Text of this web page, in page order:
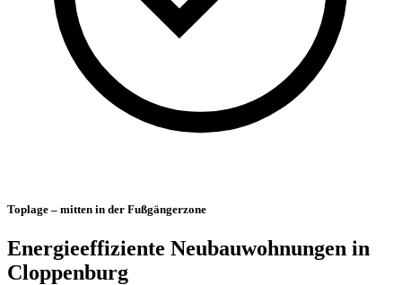
Toplage – mitten in der Fußgängerzone
Energieeffiziente Neubauwohnungen in
Cloppenburg